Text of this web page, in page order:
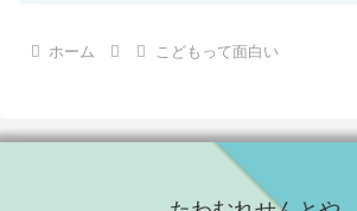
ホーム こどもって面白い